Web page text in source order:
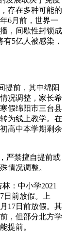
存在多种可能的
6月前，世界一
，间歇性封锁成
5亿人被感染，
提前，其中绵阳
况调整，家长希
假绵阳市三台县
为线上教学。在
高中本学期剩余
严禁擅自提前或
情况调整。
：中小学2021
日前放假。上
17日前放假。其
，但部分北方学
提前。